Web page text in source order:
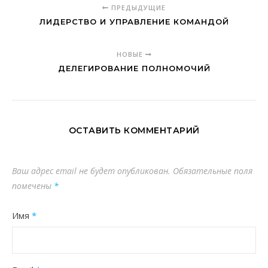
ПРЕДЫДУЩИЕ
ЛИДЕРСТВО И УПРАВЛЕНИЕ КОМАНДОЙ
НОВЫЕ
ДЕЛЕГИРОВАНИЕ ПОЛНОМОЧИЙ
ОСТАВИТЬ КОММЕНТАРИЙ
Ваш адрес email не будет опубликован. Обязательные поля
помечены *
Имя *